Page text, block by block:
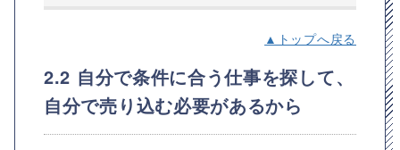
▲トップへ戻る
2.2 自分で条件に合う仕事を探して、
自分で売り込む必要があるから